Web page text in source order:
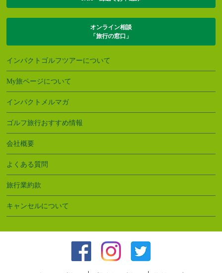
オンライン相談
「旅行の窓口」
インパクトゴルフツアーについて
My旅ページについて
インパクトメルマガ
ゴルフ旅行おすすめ情報
会社概要
よくある質問
旅行業約款
キャンセルについて